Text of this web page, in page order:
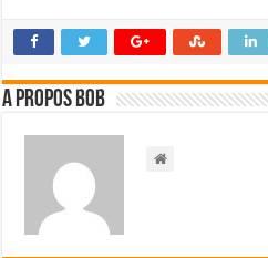
A propos bOb